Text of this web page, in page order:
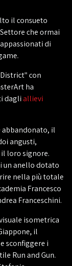
il consueto
che ormai
di
con
ha
dagliallievi
abbandonato, il
angusti,
loro signore.
un anello dotato
nella più totale
Francesco
Franceschini.
isometrica
il
sconfiggere i
Run and Gun.